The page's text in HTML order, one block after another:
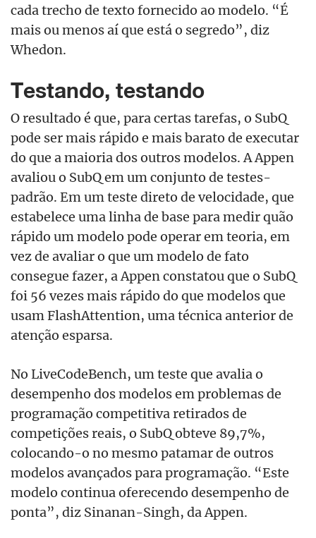
cada trecho de texto fornecido ao modelo. “É
mais ou menos aí que está o segredo”, diz
Whedon.
Testando, testando
O resultado é que, para certas tarefas, o SubQ
pode ser mais rápido e mais barato de executar
do que a maioria dos outros modelos. A Appen
avaliou o SubQ em um conjunto de testes-
padrão. Em um teste direto de velocidade, que
estabelece uma linha de base para medir quão
rápido um modelo pode operar em teoria, em
vez de avaliar o que um modelo de fato
consegue fazer, a Appen constatou que o SubQ
foi 56 vezes mais rápido do que modelos que
usam FlashAttention, uma técnica anterior de
atenção esparsa.
No LiveCodeBench, um teste que avalia o
desempenho dos modelos em problemas de
programação competitiva retirados de
competições reais, o SubQ obteve 89,7%,
colocando-o no mesmo patamar de outros
modelos avançados para programação. “Este
modelo continua oferecendo desempenho de
ponta”, diz Sinanan-Singh, da Appen.